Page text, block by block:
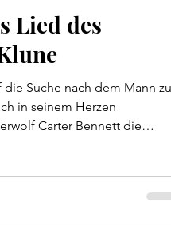
Lied des
die Suche nach dem Mann zu
in seinem Herzen
Carter Bennett die
kommt, desto
Geschichte seines